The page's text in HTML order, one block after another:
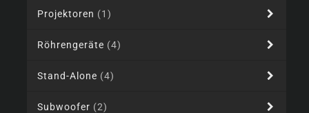
Projektoren (1)
Röhrengeräte (4)
Stand-Alone (4)
Subwoofer (2)